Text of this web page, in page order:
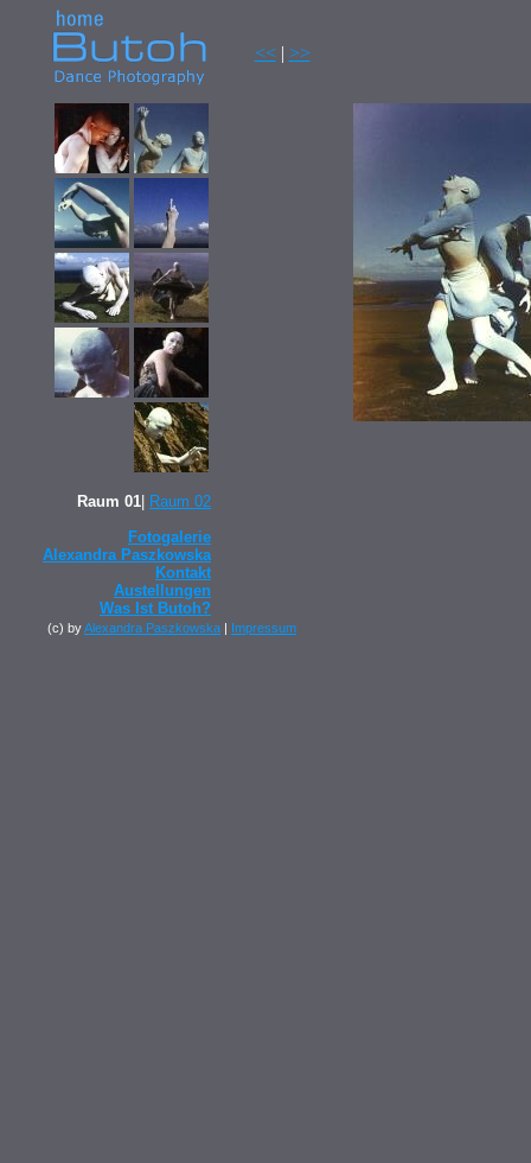
<<| >>
Raum 01 Raum 02
Fotogalerie
Alexandra Paszkowska
Kontakt
Austellungen
Was Ist Butoh?
(c) byAlexandra Paszkowska | Impressum